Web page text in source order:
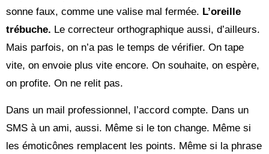
sonne faux, comme une valise mal fermée. L’oreille
trébuche. Le correcteur orthographique aussi, d’ailleurs.
Mais parfois, on n’a pas le temps de vérifier. On tape
vite, on envoie plus vite encore. On souhaite, on espère,
on profite. On ne relit pas.
Dans un mail professionnel, l’accord compte. Dans un
SMS à un ami, aussi. Même si le ton change. Même si
les émoticônes remplacent les points. Même si la phrase